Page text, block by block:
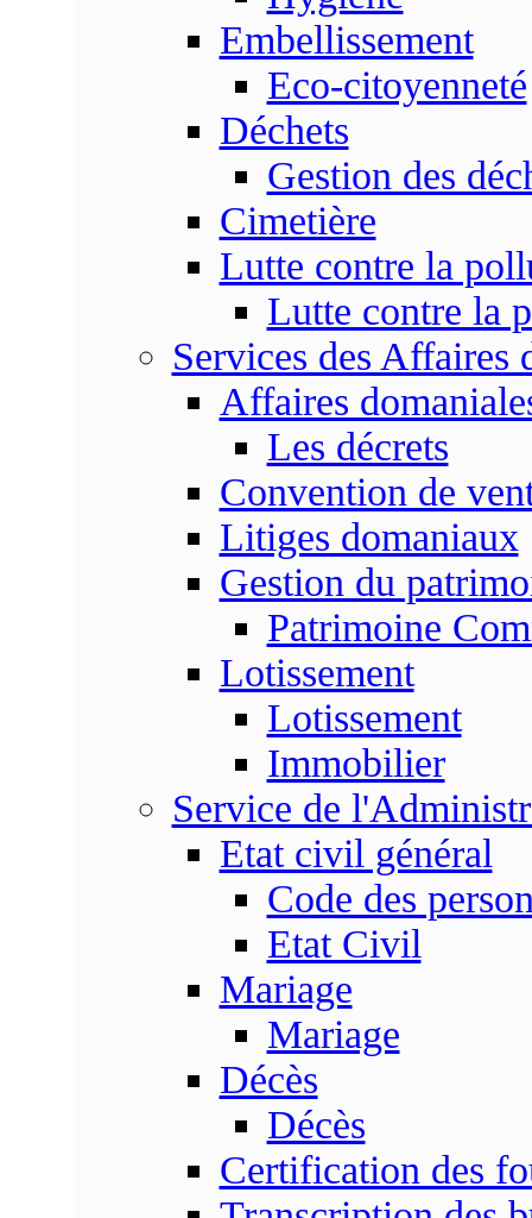
Embellissement
Eco-citoyenneté
Déchets
Gestion des
Cimetière
Lutte contre la
Lutte contre la
Services des Affaires
Affaires
Les décrets
Convention de
Litiges domaniaux
Gestion du
Patrimoine
Lotissement
Lotissement
Immobilier
Service de
Etat civil général
Code des
Etat Civil
Mariage
Mariage
Décès
Décès
Certification des